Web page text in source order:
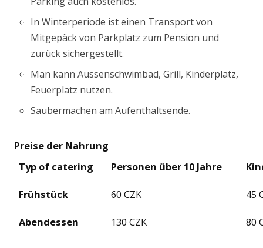
In Winterperiode ist einen Transport von
Mitgepäck von Parkplatz zum Pension und
zurück sichergestellt.
Man kann Aussenschwimbad, Grill, Kinderplatz,
Feuerplatz nutzen.
Saubermachen am Aufenthaltsende.
Preise der Nahrung
Typ of catering
Personen über10 Jahre
Frühstück 60 CZK 45
Abendessen 130 CZK 80